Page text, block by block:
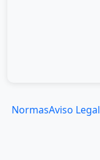
NormasAviso Legal